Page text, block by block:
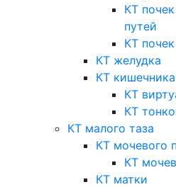
КТ
путей
КТ
КТ желудка
КТ кишечника
КТ
КТ
КТ малого таза
КТ мочевого
КТ
КТ матки